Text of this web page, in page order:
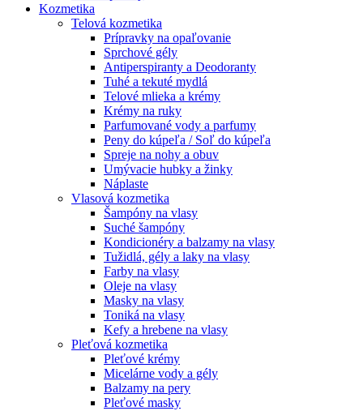
Kozmetika
Telová kozmetika
Prípravky na opaľovanie
Sprchové gély
Antiperspiranty a Deodoranty
Tuhé a tekuté mydlá
Telové mlieka a krémy
Krémy na ruky
Parfumované vody a parfumy
Peny do kúpeľa / Soľ do kúpeľa
Spreje na nohy a obuv
Umývacie hubky a žinky
Náplaste
Vlasová kozmetika
Šampóny na vlasy
Suché šampóny
Kondicionéry a balzamy na vlasy
Tužidlá, gély a laky na vlasy
Farby na vlasy
Oleje na vlasy
Masky na vlasy
Toniká na vlasy
Kefy a hrebene na vlasy
Pleťová kozmetika
Pleťové krémy
Micelárne vody a gély
Balzamy na pery
Pleťové masky